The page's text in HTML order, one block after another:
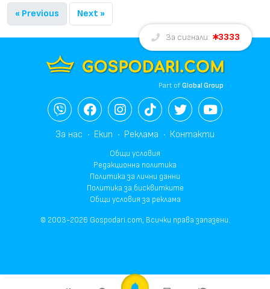
« Previous Next »
За сигнали: 3333
Part ofGlobal Group
За нас Екип Реклама Контакти
Общи условия
Редакционна политика
Политика за лични данни
Политика за бисквитките
Общи условия за реклама
© 2003-2026 Gospodari.com, Всички права запазени.